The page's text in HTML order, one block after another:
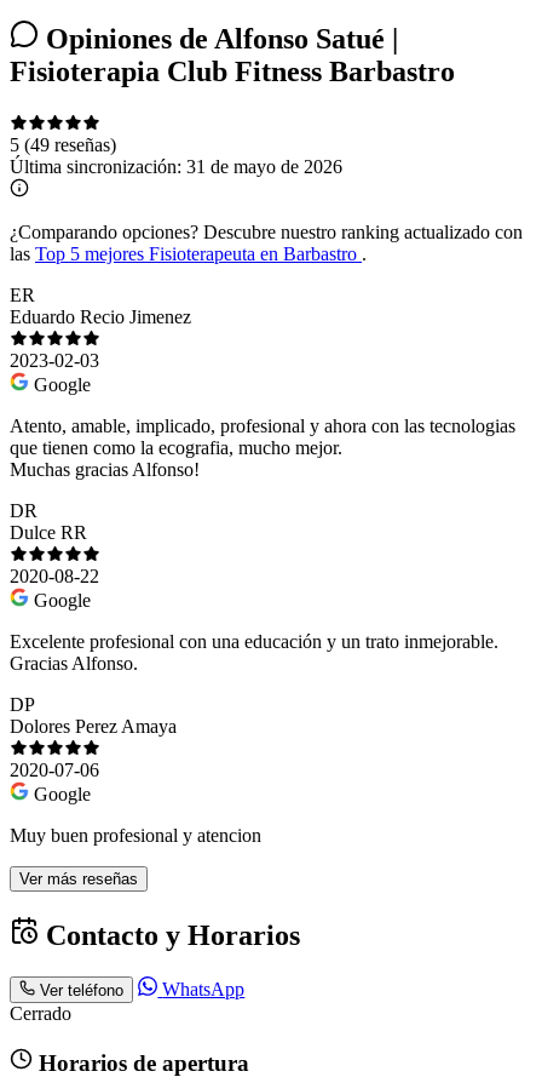
Opiniones de Alfonso Satué |
Fisioterapia Club Fitness Barbastro
5 (49 reseñas)
Última sincronización: 31 de mayo de 2026
¿Comparando opciones? Descubre nuestro ranking actualizado con
las Top 5 mejores Fisioterapeuta en Barbastro .
ER
Eduardo Recio Jimenez
2023-02-03
Google
Atento, amable, implicado, profesional y ahora con las tecnologias
que tienen como la ecografia, mucho mejor.
Muchas gracias Alfonso!
DR
Dulce RR
2020-08-22
Google
Excelente profesional con una educación y un trato inmejorable.
Gracias Alfonso.
DP
Dolores Perez Amaya
2020-07-06
Google
Muy buen profesional y atencion
Ver más reseñas
Contacto y Horarios
Ver teléfono
WhatsApp
Cerrado
Horarios de apertura